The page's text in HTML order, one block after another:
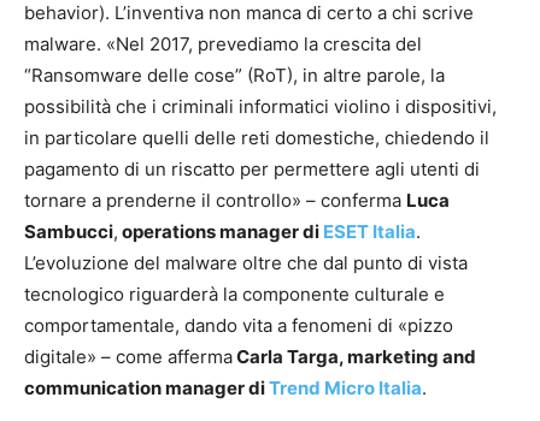
behavior). L’inventiva non manca di certo a chi scrive
malware. «Nel 2017, prevediamo la crescita del
“Ransomware delle cose” (RoT), in altre parole, la
possibilità che i criminali informatici violino i dispositivi,
in particolare quelli delle reti domestiche, chiedendo il
pagamento di un riscatto per permettere agli utenti di
tornare a prenderne il controllo» – conferma Luca
Sambucci, operations manager di ESET Italia.
L’evoluzione del malware oltre che dal punto di vista
tecnologico riguarderà la componente culturale e
comportamentale, dando vita a fenomeni di «pizzo
digitale» – come affermaCarla Targa, marketing and
communication manager diTrend Micro Italia.